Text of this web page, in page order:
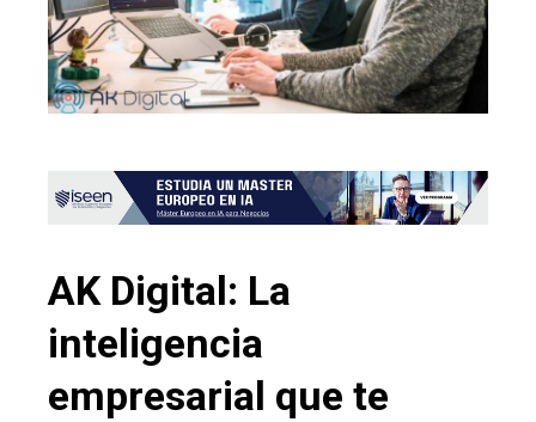
AK Digital: La
inteligencia
empresarial que te